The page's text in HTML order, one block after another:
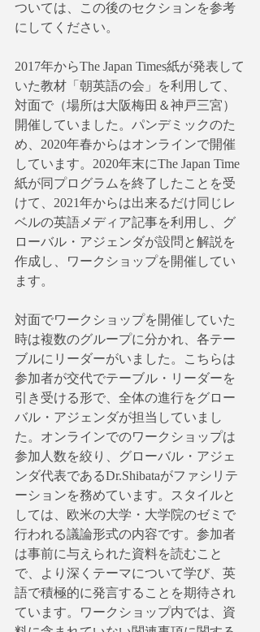
ついては、この後のセクションを参考
にしてください。
2017年からThe Japan Times紙が発表して
いた教材「朝英語の会」を利用して、
対面で（場所は大阪梅田＆神戸三宮）
開催していました。パンデミックのた
め、2020年春からはオンラインで開催
しています。2020年末にThe Japan Time
紙が同プログラムを終了したことを受
けて、2021年からは出来るだけ同じレ
ベルの英語メディア記事を利用し、グ
ローバル・アジェンダが設問と解説を
作成し、ワークショップを開催してい
ます。
対面でワークショップを開催していた
時は複数のグループに分かれ、各テー
ブルにリーダーがいました。こちらは
参加者が交代でテーブル・リーダーを
引き受ける形で、全体の進行をグロー
バル・アジェンダが担当していまし
た。オンラインでのワークショップは
参加人数を絞り、グローバル・アジェ
ンダ代表であるDr.Shibataがファシリテ
ーションを務めています。スタイルと
しては、欧米の大学・大学院のゼミで
行われる議論形式の内容です。参加者
は事前に与えられた資料を読むこと
で、より深くテーマについて学び、英
語で積極的に発言することを期待され
ています。ワークショップ内では、資